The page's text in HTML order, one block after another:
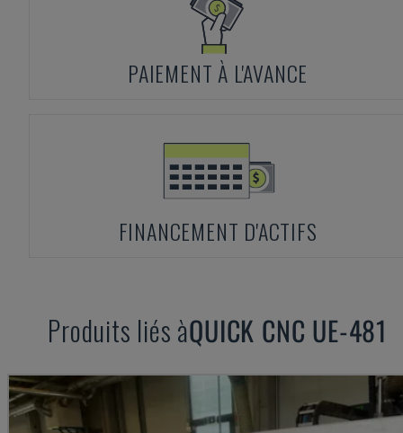
PAIEMENT À L'AVANCE
FINANCEMENT D'ACTIFS
Produits liés àQUICK CNC UE-481